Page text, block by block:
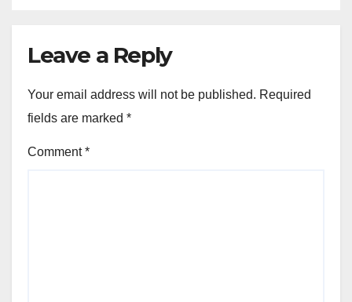
Leave a Reply
Your email address will not be published. Required
fields are marked *
Comment*